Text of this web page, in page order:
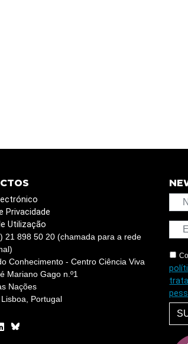
Privacidade
Utilização
21 898 50 20 (chamada para a rede
Conhecimento - Centro Ciência Viva
Mariano Gago n.º1
Nações
Portugal